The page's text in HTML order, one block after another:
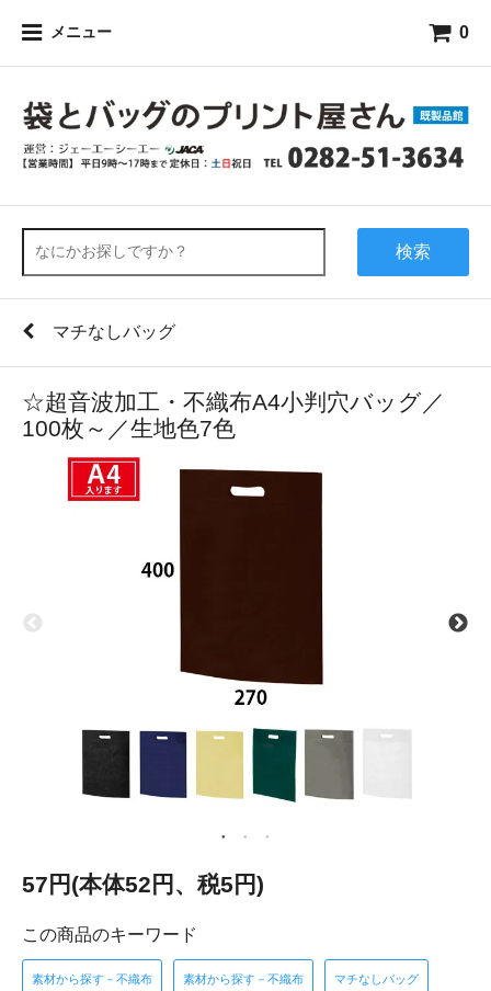
メニュー 0
検索
マチなしバッグ
☆超音波加工・不織布A4小判穴バッグ／
100枚～／生地色7色
57円(本体52円、税5円)
この商品のキーワード
素材から探す－不織布 素材から探す－不織布 マチなしバッグ